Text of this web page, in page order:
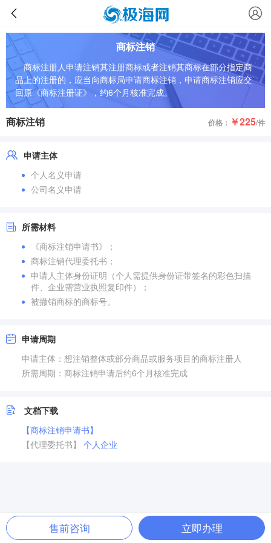
商标注销
商标注册人申请注销其注册商标或者注销其商标在部分指定商
品上的注册的，应当向商标局申请商标注销，申请商标注销应交
回原《商标注册证》，约6个月核准完成。
商标注销 价格： ￥225/件
申请主体
个人名义申请
公司名义申请
所需材料
《商标注销申请书》；
商标注销代理委托书；
申请人主体身份证明（个人需提供身份证带签名的彩色扫描
件、企业需营业执照复印件）；
被撤销商标的商标号。
申请周期
申请主体：想注销整体或部分商品或服务项目的商标注册人
所需周期：商标注销申请后约6个月核准完成
文档下载
【商标注销申请书】
【代理委托书】 个人企业
售前咨询 立即办理